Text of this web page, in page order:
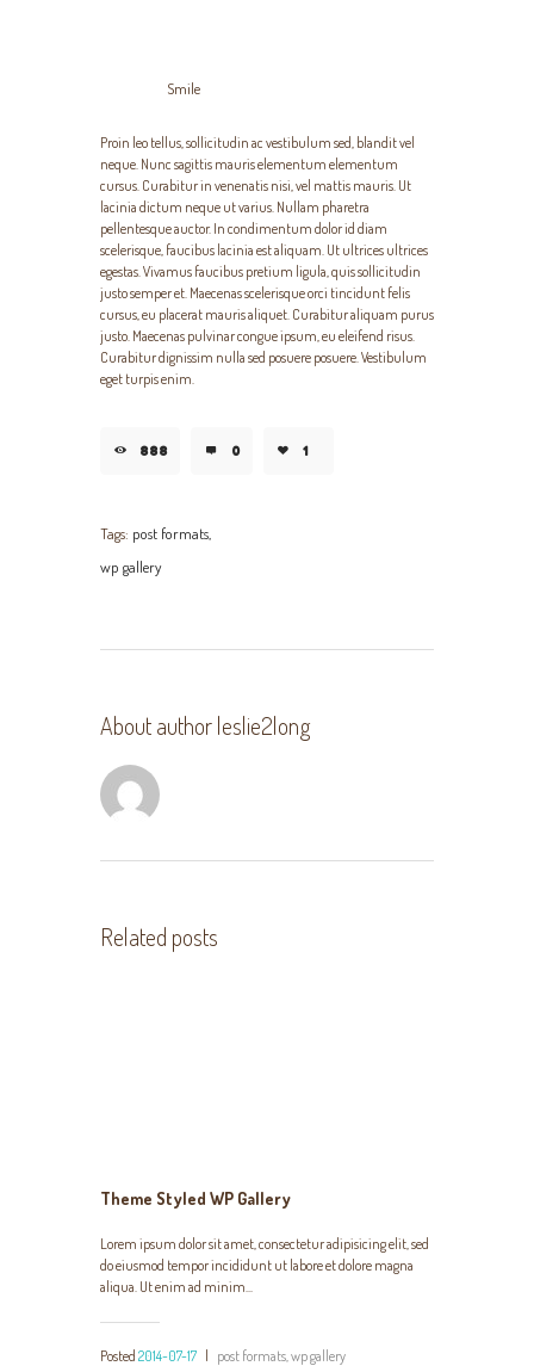
Smile
Proin leo tellus, sollicitudin ac vestibulum sed, blandit vel
neque. Nunc sagittis mauris elementum elementum
cursus. Curabitur in venenatis nisi, vel mattis mauris. Ut
lacinia dictum neque ut varius. Nullam pharetra
pellentesque auctor. In condimentum dolor id diam
scelerisque, faucibus lacinia est aliquam. Ut ultrices ultrices
egestas. Vivamus faucibus pretium ligula, quis sollicitudin
justo semper et. Maecenas scelerisque orci tincidunt felis
cursus, eu placerat mauris aliquet. Curabitur aliquam purus
justo. Maecenas pulvinar congue ipsum, eu eleifend risus.
Curabitur dignissim nulla sed posuere posuere. Vestibulum
eget turpis enim.
888 0 1
Tags: post formats,
wp gallery
About authorleslie2long
Related posts
Theme Styled WP Gallery
Lorem ipsum dolor sit amet, consectetur adipisicing elit, sed
do eiusmod tempor incididunt ut labore et dolore magna
aliqua. Ut enim ad minim...
Posted 2014-07-17 post formats,wp gallery